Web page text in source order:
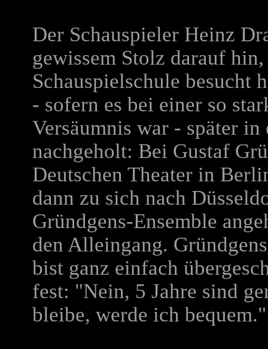
Der Schauspieler Heinz
gewissem Stolz darauf
Schauspielschule besucht
- sofern es bei einer so
Versäumnis war - später
nachgeholt: Bei Gustaf
Deutschen Theater in
dann zu sich nach
Gründgens-Ensemble
den Alleingang.
bist ganz einfach
fest: "Nein, 5 Jahre sind
bleibe, werde ich bequem."